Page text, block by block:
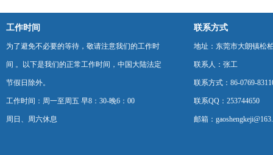
工作时间
为了避免不必要的等待，敬请注意我们的工作时
间 。以下是我们的正常工作时间，中国大陆法定
节假日除外。
工作时间：周一至周五 早8：30-晚6：00
周日、周六休息
联系方式
地址：东莞市大朗镇松
联系人：张工
联系方式：86-0769-
联系QQ：253744650
邮箱：